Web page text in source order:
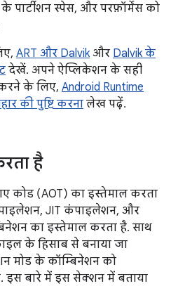
पार्टीशन स्पेस, और परफ़ॉर्मेंस को
ART और Dalvikऔर Dalvik के
देखें. अपने ऐप्लिकेशन के सही
के लिए, Android Runtime
की पुष्टि करना लेख पढ़ें.
है
कोड (AOT) का इस्तेमाल करता
JIT कंपाइलेशन, और
का इस्तेमाल करता है. साथ
के हिसाब से बनाया जा
मोड के कॉम्बिनेशन को
इस बारे में इस सेक्शन में बताया